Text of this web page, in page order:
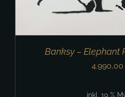
Banksy – Elephant
4.990,00
inkl. 19 %